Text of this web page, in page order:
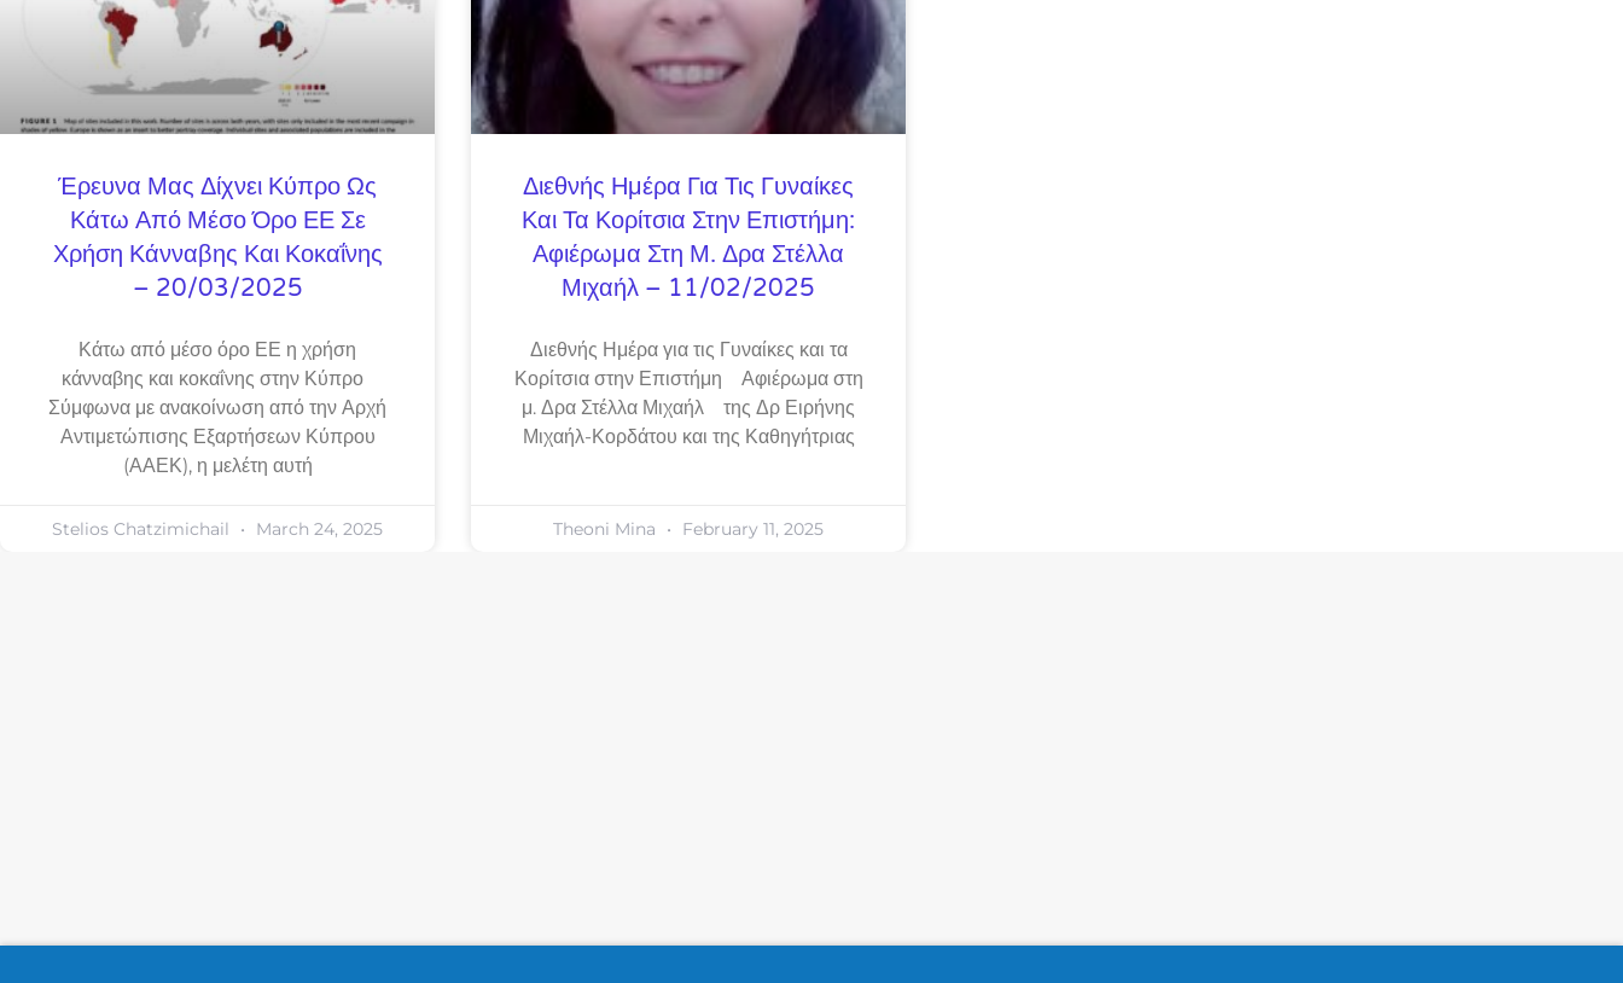
Έρευνα Μας Δίχνει Κύπρο Ως
Κάτω Από Μέσο Όρο ΕΕ Σε
Χρήση Κάνναβης Και Κοκαΐνης
– 20/03/2025
Κάτω από μέσο όρο ΕΕ η χρήση
κάνναβης και κοκαΐνης στην Κύπρο
Σύμφωνα με ανακοίνωση από την Αρχή
Αντιμετώπισης Εξαρτήσεων Κύπρου
(ΑΑΕΚ), η μελέτη αυτή
Stelios Chatzimichail March 24, 2025
Διεθνής Ημέρα Για Τις Γυναίκες
Και Τα Κορίτσια Στην Επιστήμη:
Αφιέρωμα Στη Μ. Δρα Στέλλα
Μιχαήλ – 11/02/2025
Διεθνής Ημέρα για τις Γυναίκες και τα
Κορίτσια στην Επιστήμη Αφιέρωμα στη
μ. Δρα Στέλλα Μιχαήλ της Δρ Ειρήνης
Μιχαήλ-Κορδάτου και της Καθηγήτριας
Theoni Mina February 11, 2025